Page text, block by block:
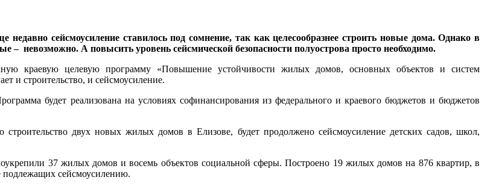
сейсмоусиление ставилось под сомнение, так как целесообразнее строить новые дома. Однако в
– невозможно. А повысить уровень сейсмической безопасности полуострова просто необходимо.
краевую целевую программу «Повышение устойчивости жилых домов, основных объектов и систем
и строительство, и сейсмоусиление.
будет реализована на условиях софинансирования из федерального и краевого бюджетов и бюджетов
двух новых жилых домов в Елизове, будет продолжено сейсмоусиление детских садов, школ,
37 жилых домов и восемь объектов социальной сферы. Построено 19 жилых домов на 876 квартир, в
сейсмоусилению.